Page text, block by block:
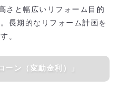
さと幅広いリフォーム目的
長期的なリフォーム計画を
。
ーン（変動金利）」